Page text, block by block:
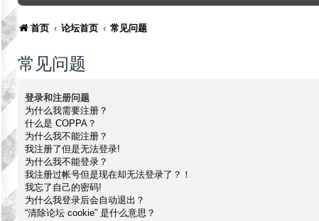
首页 论坛首页 常见问题
常见问题
登录和注册问题
为什么我需要注册？
什么是 COPPA？
为什么我不能注册？
我注册了但是无法登录!
为什么我不能登录？
我注册过帐号但是现在却无法登录了？！
我忘了自己的密码!
为什么我登录后会自动退出？
“清除论坛 cookie” 是什么意思？